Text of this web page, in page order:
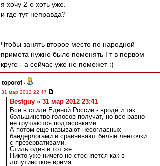
я хочу 2-е хоть уже.
и где тут неправда?
Чтобы занять второе место по народной
примета нужно было поменять Гт в первом
круге - а сейчас уже не поможет :)
toporof -
31 мар 2012 22:47
Bestguy » 31 мар 2012 23:41
Все в стиле Единой России - вроде и так
большинство голосов получат, но все равно
не грушаются подтасовками.
А потом еще называют несогласных
бандерлогами и сравнивают белые ленточки
с презервативами.
Стиль один и тот же.
Никто уже ничего не стесняется как в
лопутинсткое время